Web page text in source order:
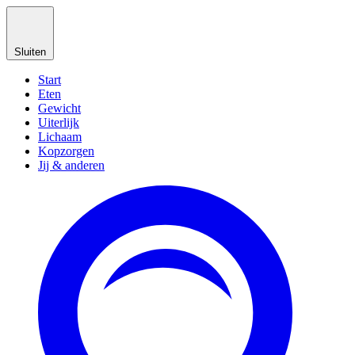
Sluiten
Start
Eten
Gewicht
Uiterlijk
Lichaam
Kopzorgen
Jij & anderen